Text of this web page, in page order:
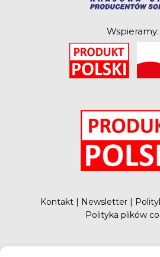
Wspieramy:
Kontakt | Newsletter |
Polityka plików